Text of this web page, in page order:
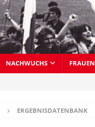
NACHWUCHS FRAUEN
ERGEBNISDATENBANK